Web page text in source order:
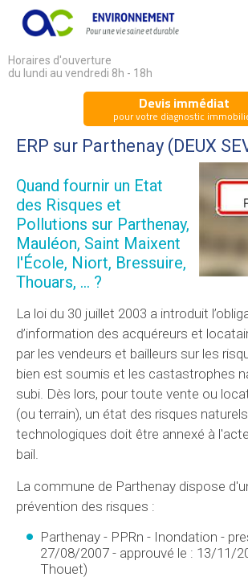
Horaires d'ouverture
du lundi au vendredi 8h - 18h
Devis immédiat
pour votre diagnostic
ERP sur Parthenay (DEUX
Quand fournir un Etat
des Risques et
Pollutions sur Parthenay,
Mauléon, Saint Maixent
l'École, Niort, Bressuire,
Thouars, ... ?
La loi du 30 juillet 2003 a introduit
d’information des acquéreurs et
par les vendeurs et bailleurs sur les
bien est soumis et les castastrophes
subi. Dès lors, pour toute vente ou
(ou terrain), un état des risques
technologiques doit être annexé à
bail.
La commune de Parthenay dispose
prévention des risques :
Parthenay - PPRn - Inondation -
27/08/2007 - approuvé le : 13/11/
Thouet)